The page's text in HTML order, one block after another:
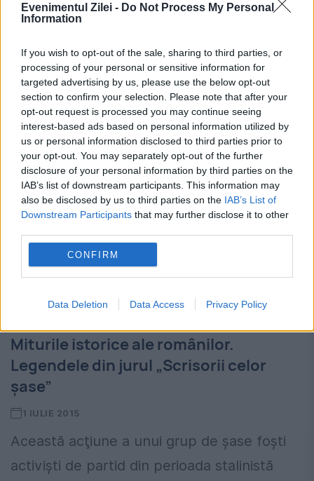
Evenimentul Zilei - Do Not Process My Personal
Information
If you wish to opt-out of the sale, sharing to third parties, or
processing of your personal or sensitive information for
targeted advertising by us, please use the below opt-out
section to confirm your selection. Please note that after your
opt-out request is processed you may continue seeing
interest-based ads based on personal information utilized by
us or personal information disclosed to third parties prior to
your opt-out. You may separately opt-out of the further
disclosure of your personal information by third parties on the
IAB’s list of downstream participants. This information may
also be disclosed by us to third parties on the IAB’s List of
Downstream Participants that may further disclose it to other
CONFIRM
Data Deletion Data Access Privacy Policy
Maugham, Virginia Woolf, Antonio Carlos
Dolănescu, Ion Hobana, Pius Brânzeu,
Alexandru Bârlădeanu, Ion Bălăceanu, Catul
Bogdan. În calendarul creştin...
Miturile istorice ale românilor.
Legendele din jurul „Scrisorii celor
șase”
1 IULIE 2015
Această acţiune a unui grup de șase foști
activiști de partid din perioada stalinistă